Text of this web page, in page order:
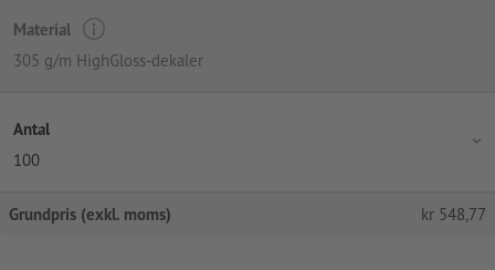
Material
305 g/m HighGloss-dekaler
Antal
100
Grundpris (exkl. moms) kr 548,77